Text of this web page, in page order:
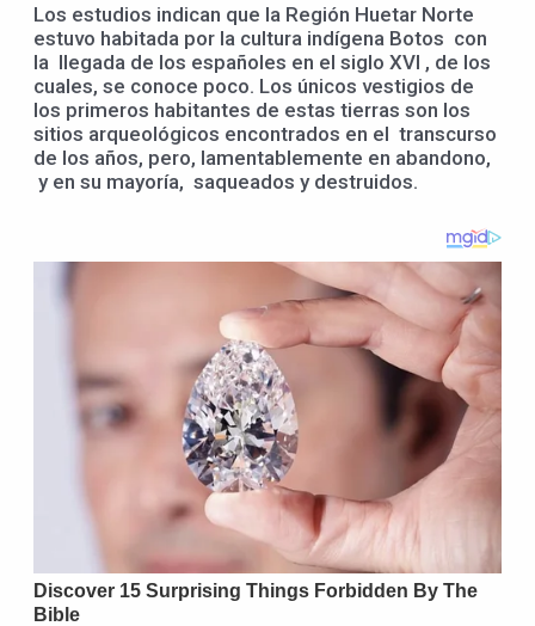
Los estudios indican que la Región Huetar Norte
estuvo habitada por la cultura indígena Botos con
la llegada de los españoles en el siglo XVI , de los
cuales, se conoce poco. Los únicos vestigios de
los primeros habitantes de estas tierras son los
sitios arqueológicos encontrados en el transcurso
de los años, pero, lamentablemente en abandono,
y en su mayoría, saqueados y destruidos.